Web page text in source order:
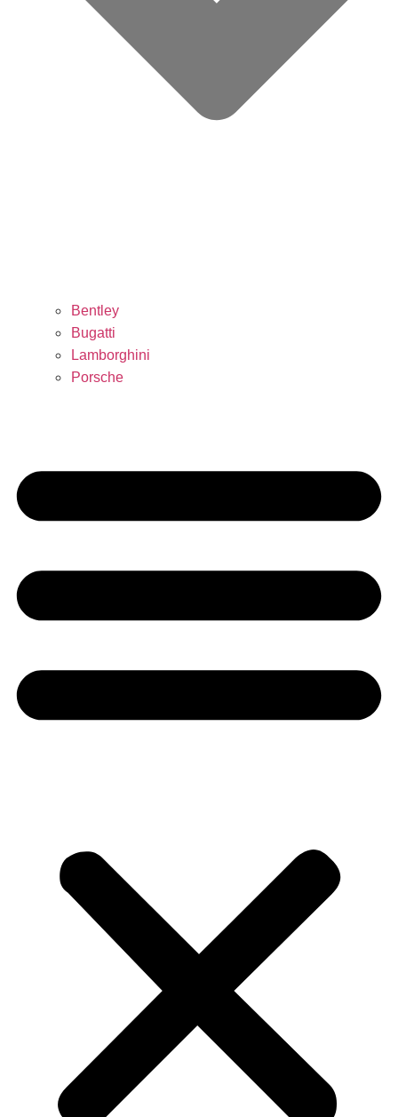
Bentley
Bugatti
Lamborghini
Porsche